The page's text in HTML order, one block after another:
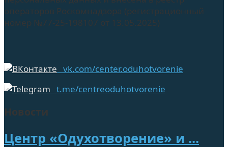
операторов Роскомнадзора (регистрационный
номер №77-25-198107 от 13.05.2025)
vk.com/center.oduhotvorenie
t.me/centreoduhotvorenie
Новости
Центр «Одухотворение» и ...